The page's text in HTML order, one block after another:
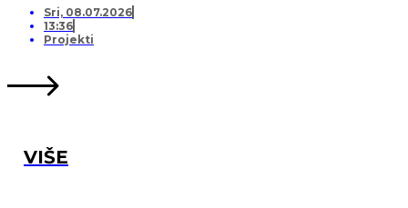
Sri, 08.07.2026
13:36
Projekti
VIŠE